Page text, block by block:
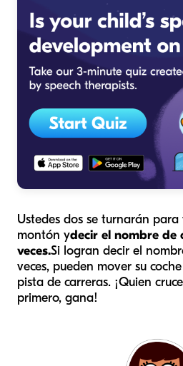
Ustedes dos se turnarán
montón ydecir el nombre de
veces.Si logran decir el
veces, pueden mover su
pista de carreras. ¡Quien
primero, gana!